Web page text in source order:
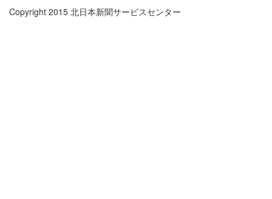
Copyright 2015 北日本新聞サービスセンター